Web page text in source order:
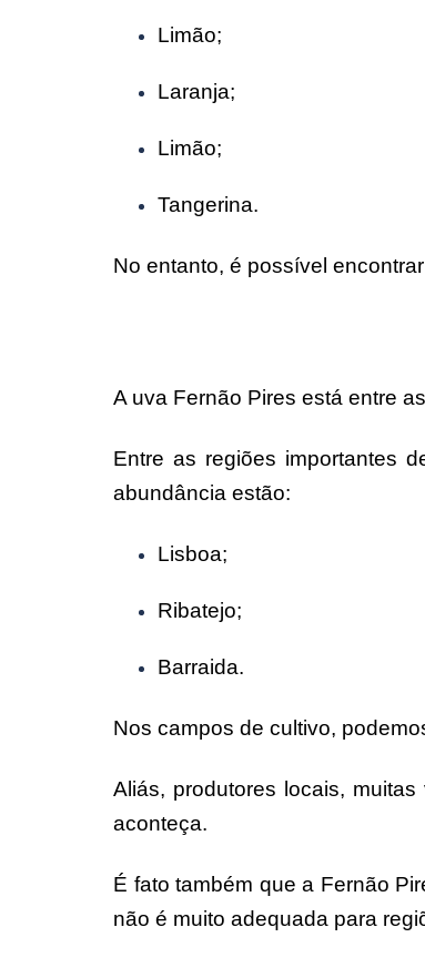
Limão;
Laranja;
Limão;
Tangerina.
No entanto, é possível
A uva Fernão Pires está entre
Entre as regiões importantes
abundância estão:
Lisboa;
Ribatejo;
Barraida.
Nos campos de cultivo,
Aliás, produtores locais,
aconteça.
É fato também que a Fernão
não é muito adequada para